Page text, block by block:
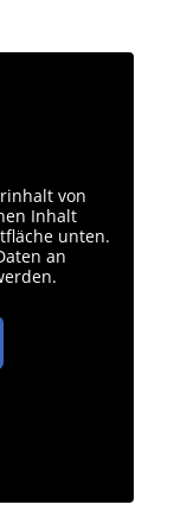
von
Inhalt
unten.
an